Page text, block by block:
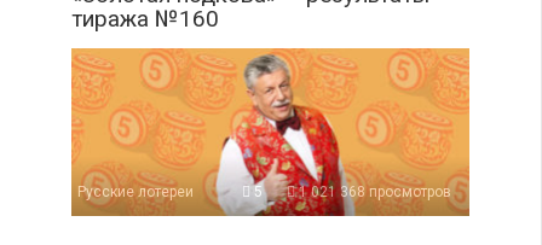
тиража №160
Русские лотереи 5 1 021 368 просмотров